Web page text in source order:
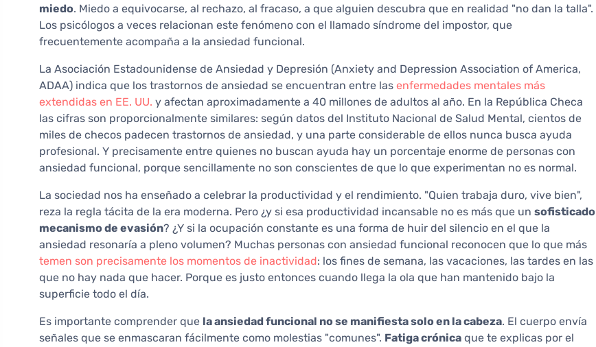
miedo. Miedo a equivocarse, al rechazo, al fracaso, a que alguien descubra que en realidad "no dan la talla".
Los psicólogos a veces relacionan este fenómeno con el llamado síndrome del impostor, que
frecuentemente acompaña a la ansiedad funcional.
La Asociación Estadounidense de Ansiedad y Depresión (Anxiety and Depression Association of America,
ADAA) indica que los trastornos de ansiedad se encuentran entre las enfermedades mentales más
extendidas en EE. UU. y afectan aproximadamente a 40 millones de adultos al año. En la República Checa
las cifras son proporcionalmente similares: según datos del Instituto Nacional de Salud Mental, cientos de
miles de checos padecen trastornos de ansiedad, y una parte considerable de ellos nunca busca ayuda
profesional. Y precisamente entre quienes no buscan ayuda hay un porcentaje enorme de personas con
ansiedad funcional, porque sencillamente no son conscientes de que lo que experimentan no es normal.
La sociedad nos ha enseñado a celebrar la productividad y el rendimiento. "Quien trabaja duro, vive bien",
reza la regla tácita de la era moderna. Pero ¿y si esa productividad incansable no es más que un sofisticado
mecanismo de evasión? ¿Y si la ocupación constante es una forma de huir del silencio en el que la
ansiedad resonaría a pleno volumen? Muchas personas con ansiedad funcional reconocen que lo que más
temen son precisamente los momentos de inactividad: los fines de semana, las vacaciones, las tardes en las
que no hay nada que hacer. Porque es justo entonces cuando llega la ola que han mantenido bajo la
superficie todo el día.
Es importante comprender que la ansiedad funcional no se manifiesta solo en la cabeza. El cuerpo envía
señales que se enmascaran fácilmente como molestias "comunes". Fatiga crónica que te explicas por el